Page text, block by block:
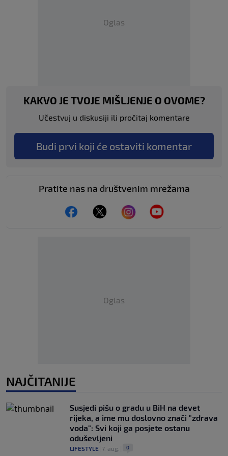
Oglas
KAKVO JE TVOJE MIŠLJENJE O OVOME?
Učestvuj u diskusiji ili pročitaj komentare
Budi prvi koji će ostaviti komentar
Pratite nas na društvenim mrežama
Oglas
NAJČITANIJE
Susjedi pišu o gradu u BiH na devet
rijeka, a ime mu doslovno znači "zdrava
voda": Svi koji ga posjete ostanu
oduševljeni
LIFESTYLE 7. aug. 0